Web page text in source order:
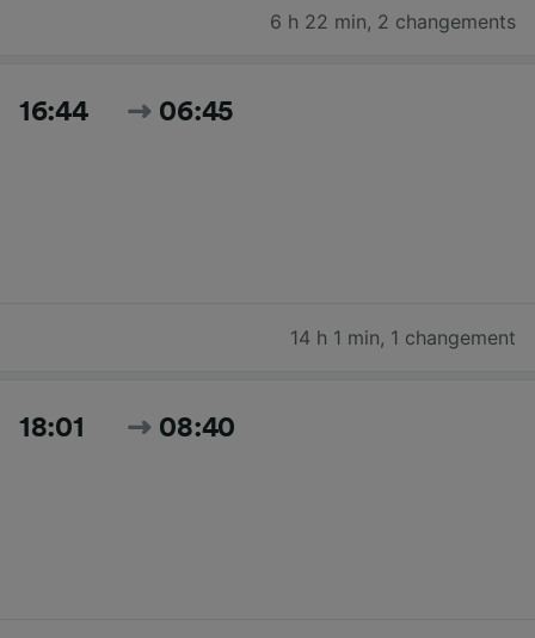
6 h 22 min, 2 changements
16:44 06:45
14 h 1 min, 1 changement
18:01 08:40